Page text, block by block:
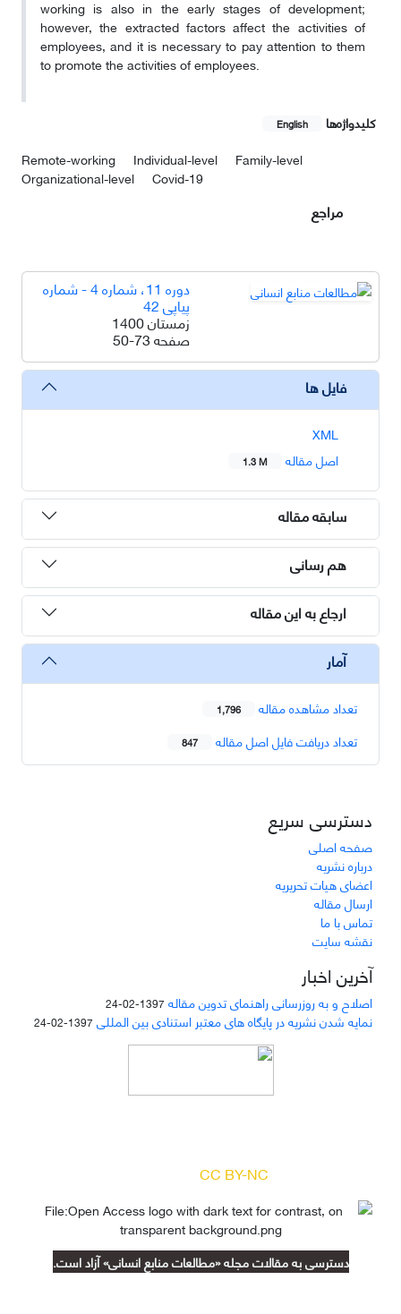
working is also in the early stages of development;
however, the extracted factors affect the activities of
employees, and it is necessary to pay attention to them
to promote the activities of employees.
کلیدواژه‌ها English
Remote-working Individual-level
Family-level
Organizational-level
Covid-19
مراجع
دوره 11، شماره 4 - شماره
پیاپی 42
زمستان 1400
صفحه50-73
فایل ها
XML
اصل مقاله
1.3 M
سابقه مقاله
هم رسانی
ارجاع به این مقاله
آمار
تعداد مشاهده مقاله 1,796
تعداد دریافت فایل اصل مقاله 847
دسترسی سریع
صفحه اصلی
درباره نشریه
اعضای هیات تحریریه
ارسال مقاله
تماس با ما
نقشه سایت
آخرین اخبار
اصلاح و به روزرسانی راهنمای تدوین مقاله 1397-02-24
نمایه شدن نشریه در پایگاه های معتبر استنادی بین المللی 1397-02-24
CC BY-NC
دسترسی به مقالات مجله «مطالعات منابع انسانی» آزاد است.